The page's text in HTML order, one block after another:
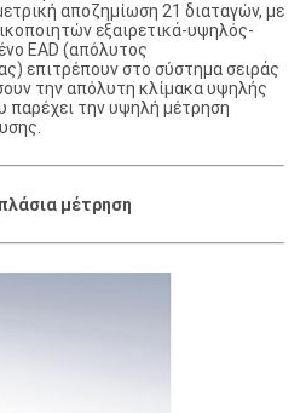
αποζημίωση 21 διαταγών, με
εξαιρετικά-υψηλός-
EAD (απόλυτος
επιτρέπουν στο σύστημα σειράς
την απόλυτη κλίμακα υψηλής
παρέχει την υψηλή μέτρηση
μέτρηση